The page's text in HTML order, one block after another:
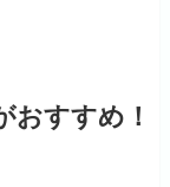
おすすめ！